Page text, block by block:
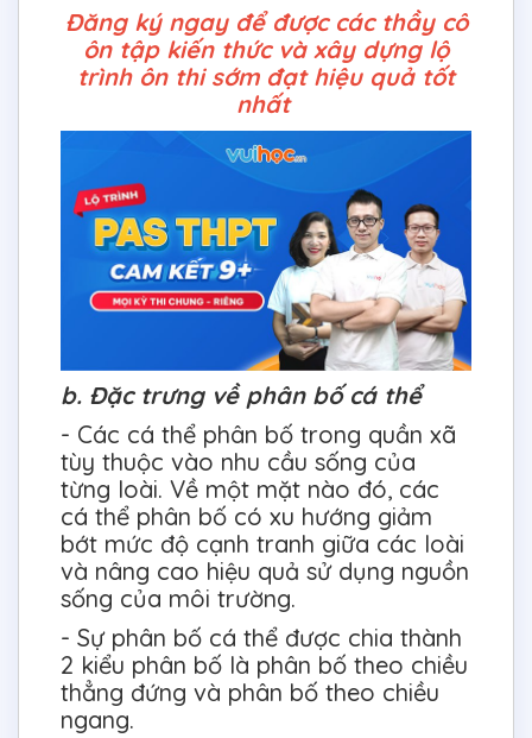
Đăng ký ngay để được các thầy cô
ôn tập kiến thức và xây dựng lộ
trình ôn thi sớm đạt hiệu quả tốt
nhất
b. Đặc trưng về phân bố cá thể
- Các cá thể phân bố trong quần xã
tùy thuộc vào nhu cầu sống của
từng loài. Về một mặt nào đó, các
cá thể phân bố có xu hướng giảm
bớt mức độ cạnh tranh giữa các loài
và nâng cao hiệu quả sử dụng nguồn
sống của môi trường.
- Sự phân bố cá thể được chia thành
2 kiểu phân bố là phân bố theo chiều
thẳng đứng và phân bố theo chiều
ngang.